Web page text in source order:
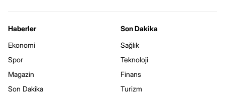
Haberler
Ekonomi
Spor
Magazin
Son Dakika
Son Dakika
Sağlık
Teknoloji
Finans
Turizm